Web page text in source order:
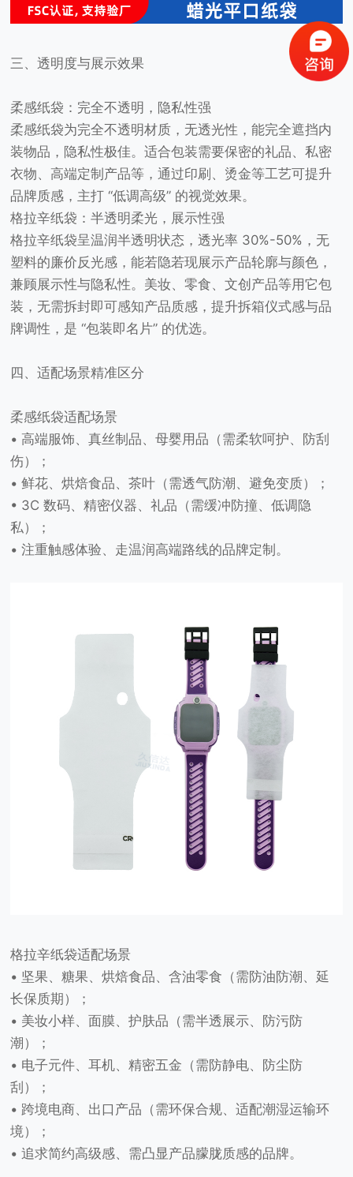
三、透明度与展示效果
柔感纸袋：完全不透明，隐私性强
柔感纸袋为完全不透明材质，无透光性，能完全遮挡内
装物品，隐私性极佳。适合包装需要保密的礼品、私密
衣物、高端定制产品等，通过印刷、烫金等工艺可提升
品牌质感，主打 “低调高级” 的视觉效果。
格拉辛纸袋：半透明柔光，展示性强
格拉辛纸袋呈温润半透明状态，透光率 30%-50%，无
塑料的廉价反光感，能若隐若现展示产品轮廓与颜色，
兼顾展示性与隐私性。美妆、零食、文创产品等用它包
装，无需拆封即可感知产品质感，提升拆箱仪式感与品
牌调性，是 “包装即名片” 的优选。
四、适配场景精准区分
柔感纸袋适配场景
• 高端服饰、真丝制品、母婴用品（需柔软呵护、防刮
伤）；
• 鲜花、烘焙食品、茶叶（需透气防潮、避免变质）；
• 3C 数码、精密仪器、礼品（需缓冲防撞、低调隐
私）；
• 注重触感体验、走温润高端路线的品牌定制。
格拉辛纸袋适配场景
• 坚果、糖果、烘焙食品、含油零食（需防油防潮、延
长保质期）；
• 美妆小样、面膜、护肤品（需半透展示、防污防
潮）；
• 电子元件、耳机、精密五金（需防静电、防尘防
刮）；
• 跨境电商、出口产品（需环保合规、适配潮湿运输环
境）；
• 追求简约高级感、需凸显产品朦胧质感的品牌。